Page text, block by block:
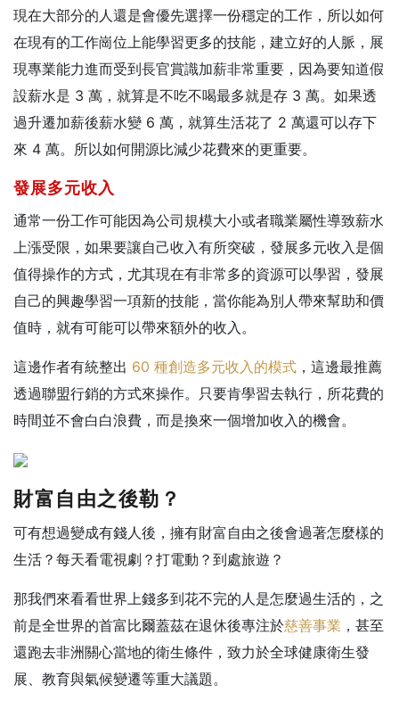
現在大部分的人還是會優先選擇一份穩定的工作，所以如何
在現有的工作崗位上能學習更多的技能，建立好的人脈，展
現專業能力進而受到長官賞識加薪非常重要，因為要知道假
設薪水是 3 萬，就算是不吃不喝最多就是存 3 萬。如果透
過升遷加薪後薪水變 6 萬，就算生活花了 2 萬還可以存下
來 4 萬。所以如何開源比減少花費來的更重要。
發展多元收入
通常一份工作可能因為公司規模大小或者職業屬性導致薪水
上漲受限，如果要讓自己收入有所突破，發展多元收入是個
值得操作的方式， 尤其現在有非常多的資源可以學習，發展
自己的興趣學習一項新的技能，當你能為別人帶來幫助和價
值時，就有可能可以帶來額外的收入。
這邊作者有統整出 60 種創造多元收入的模式 ，這邊最推薦
透過聯盟行銷的方式來操作。只要肯學習去執行，所花費的
時間並不會白白浪費，而是換來一個增加收入的機會。
財富自由之後勒？
可有想過變成有錢人後，擁有財富自由之後會過著怎麼樣的
生活？每天看電視劇？打電動？到處旅遊？
那我們來看看世界上錢多到花不完的人是怎麼過生活的，之
前是全世界的首富比爾蓋茲在退休後專注於慈善事業 ，甚至
還跑去非洲關心當地的衛生條件，致力於全球健康衛生發
展、教育與氣候變遷等重大議題。